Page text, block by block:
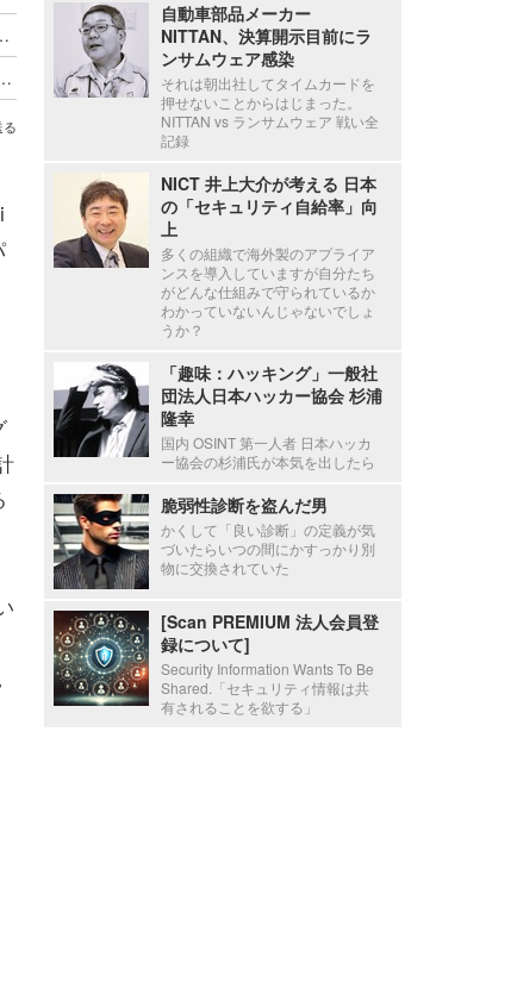
リ開発者の誤設定を確認
サイバー攻撃予測（アバスト）
自動車部品メーカー
NITTAN、決算開示目前にラ
ンサムウェア感染
それは朝出社してタイムカードを
押せないことからはじまった。
NITTAN vs ランサムウェア 戦い全
記録
NICT 井上大介が考える 日本
の「セキュリティ自給率」向
上
多くの組織で海外製のアプライア
ンスを導入していますが自分たち
がどんな仕組みで守られているか
わかっていないんじゃないでしょ
うか？
「趣味：ハッキング」一般社
団法人日本ハッカー協会 杉浦
隆幸
国内 OSINT 第一人者 日本ハッカ
ー協会の杉浦氏が本気を出したら
脆弱性診断を盗んだ男
かくして「良い診断」の定義が気
づいたらいつの間にかすっかり別
物に交換されていた
[Scan PREMIUM 法人会員登
録について]
Security Information Wants To Be
Shared.「セキュリティ情報は共
有されることを欲する」